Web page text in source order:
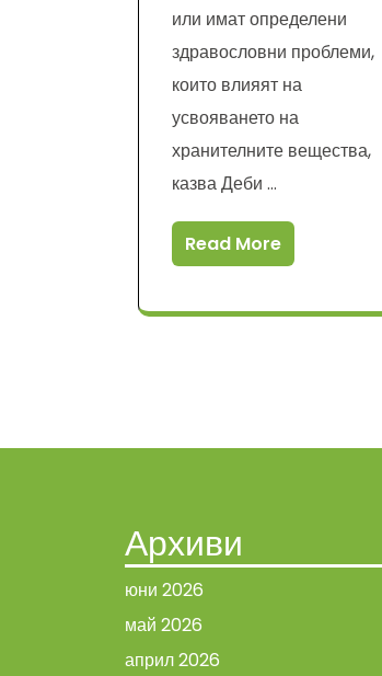
или имат определени
здравословни проблеми,
които влияят на
усвояването на
хранителните вещества,
казва Деби …
Read More
Архиви
юни 2026
май 2026
април 2026